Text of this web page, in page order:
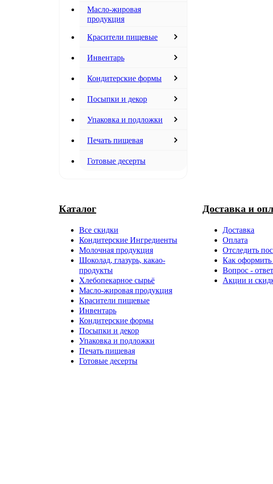
Масло-жировая
продукция
Красители пищевые
Инвентарь
Кондитерские формы
Посыпки и декор
Упаковка и подложки
Печать пищевая
Готовые десерты
Каталог
Все скидки
Кондитерские Ингредиенты
Молочная продукция
Шоколад, глазурь, какао-
продукты
Хлебопекарное сырьё
Масло-жировая продукция
Красители пищевые
Инвентарь
Кондитерские формы
Посыпки и декор
Упаковка и подложки
Печать пищевая
Готовые десерты
Доставка и
Доставка
Оплата
Отследить
Как оформить
Вопрос - ответ
Акции и